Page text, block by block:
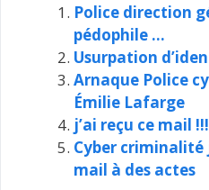
Police direction
pédophile …
Usurpation
Arnaque Police
Émilie Lafarge
j’ai reçu ce mail
Cyber criminalité
mail à des actes